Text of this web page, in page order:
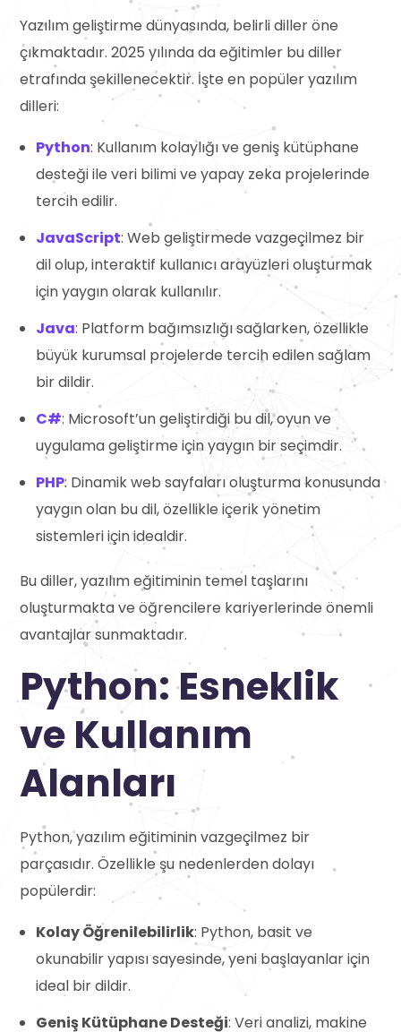
Yazılım geliştirme dünyasında, belirli diller öne
çıkmaktadır. 2025 yılında da eğitimler bu diller
etrafında şekillenecektir. İşte en popüler yazılım
dilleri:
Python: Kullanım kolaylığı ve geniş kütüphane
desteği ile veri bilimi ve yapay zeka projelerinde
tercih edilir.
JavaScript: Web geliştirmede vazgeçilmez bir
dil olup, interaktif kullanıcı arayüzleri oluşturmak
için yaygın olarak kullanılır.
Java: Platform bağımsızlığı sağlarken, özellikle
büyük kurumsal projelerde tercih edilen sağlam
bir dildir.
C#: Microsoft’un geliştirdiği bu dil, oyun ve
uygulama geliştirme için yaygın bir seçimdir.
PHP: Dinamik web sayfaları oluşturma konusunda
yaygın olan bu dil, özellikle içerik yönetim
sistemleri için idealdir.
Bu diller, yazılım eğitiminin temel taşlarını
oluşturmakta ve öğrencilere kariyerlerinde önemli
avantajlar sunmaktadır.
Python: Esneklik
ve Kullanım
Alanları
Python, yazılım eğitiminin vazgeçilmez bir
parçasıdır. Özellikle şu nedenlerden dolayı
popülerdir:
Kolay Öğrenilebilirlik: Python, basit ve
okunabilir yapısı sayesinde, yeni başlayanlar için
ideal bir dildir.
Geniş Kütüphane Desteği: Veri analizi, makine